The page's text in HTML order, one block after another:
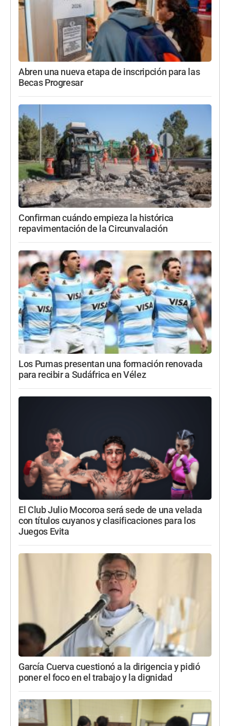
Abren una nueva etapa de inscripción para las
Becas Progresar
Confirman cuándo empieza la histórica
repavimentación de la Circunvalación
Los Pumas presentan una formación renovada
para recibir a Sudáfrica en Vélez
El Club Julio Mocoroa será sede de una velada
con títulos cuyanos y clasificaciones para los
Juegos Evita
García Cuerva cuestionó a la dirigencia y pidió
poner el foco en el trabajo y la dignidad